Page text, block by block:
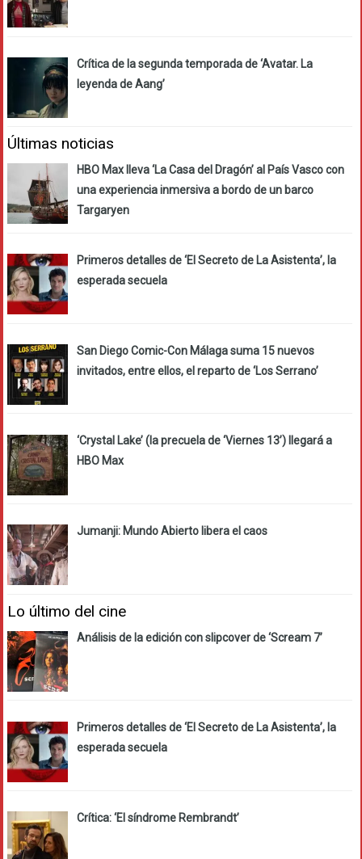
Crítica de la segunda temporada de ‘Avatar. La
leyenda de Aang’
Últimas noticias
HBO Max lleva ‘La Casa del Dragón’ al País Vasco con
una experiencia inmersiva a bordo de un barco
Targaryen
Primeros detalles de ‘El Secreto de La Asistenta’, la
esperada secuela
San Diego Comic-Con Málaga suma 15 nuevos
invitados, entre ellos, el reparto de ‘Los Serrano’
‘Crystal Lake’ (la precuela de ‘Viernes 13’) llegará a
HBO Max
Jumanji: Mundo Abierto libera el caos
Lo último del cine
Análisis de la edición con slipcover de ‘Scream 7’
Primeros detalles de ‘El Secreto de La Asistenta’, la
esperada secuela
Crítica: ‘El síndrome Rembrandt’